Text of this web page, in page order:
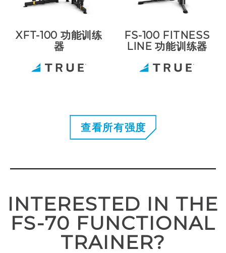
XFT-100 功能训练
器
FS-100 FITNESS
LINE 功能训练器
查看所有强度
INTERESTED IN THE
FS-70 FUNCTIONAL
TRAINER?